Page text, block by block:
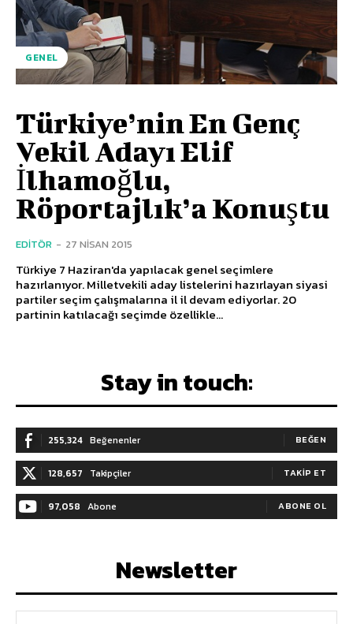
GENEL
Türkiye’nin En Genç
Vekil Adayı Elif
İlhamoğlu,
Röportajlık’a Konuştu
EDITÖR - 27 NISAN 2015
Türkiye 7 Haziran'da yapılacak genel seçimlere
hazırlanıyor. Milletvekili aday listelerini hazırlayan siyasi
partiler seçim çalışmalarına il il devam ediyorlar. 20
partinin katılacağı seçimde özellikle...
Stay in touch:
255,324 Beğenenler BEĞEN
128,657 Takipçiler TAKIP ET
97,058 Abone ABONE OL
Newsletter